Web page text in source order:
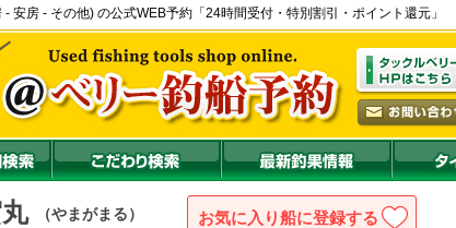
- 安房 - その他) の公式WEB予約「24時間受付・特別割引・ポイント還元」
（やまがまる） お気に入り船に登録